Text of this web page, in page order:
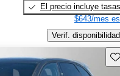
El precio incluye tasas
$643/mes
Verif. disponibilidad